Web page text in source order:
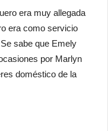
era muy allegada
era como servicio
sabe que Emely
por Marlyn
doméstico de la